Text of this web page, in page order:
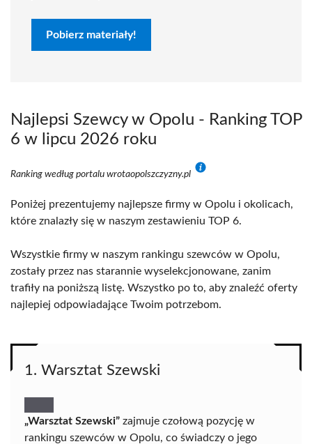
Pobierz materiały!
Najlepsi Szewcy w Opolu - Ranking TOP
6 w lipcu 2026 roku
Ranking według portalu wrotaopolszczyzny.pl
Poniżej prezentujemy najlepsze firmy w Opolu i okolicach,
które znalazły się w naszym zestawieniu TOP 6.
Wszystkie firmy w naszym rankingu szewców w Opolu,
zostały przez nas starannie wyselekcjonowane, zanim
trafiły na poniższą listę. Wszystko po to, aby znaleźć oferty
najlepiej odpowiadające Twoim potrzebom.
1. Warsztat Szewski
„Warsztat Szewski” zajmuje czołową pozycję w
rankingu szewców w Opolu, co świadczy o jego